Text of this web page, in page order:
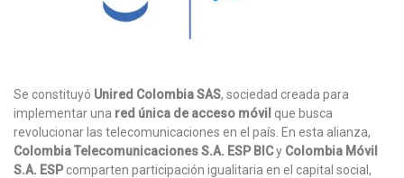
Se constituyó Unired Colombia SAS, sociedad creada para
implementar una red única de acceso móvil que busca
revolucionar las telecomunicaciones en el país. En esta alianza,
Colombia Telecomunicaciones S.A. ESP BICy Colombia Móvil
S.A. ESP comparten participación igualitaria en el capital social,